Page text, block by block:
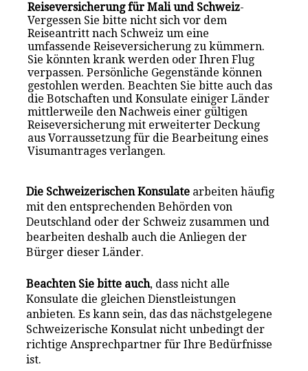
Reiseversicherung für Mali und Schweiz-
Vergessen Sie bitte nicht sich vor dem
Reiseantritt nach Schweiz um eine
umfassende Reiseversicherung zu kümmern.
Sie könnten krank werden oder Ihren Flug
verpassen. Persönliche Gegenstände können
gestohlen werden. Beachten Sie bitte auch das
die Botschaften und Konsulate einiger Länder
mittlerweile den Nachweis einer gültigen
Reiseversicherung mit erweiterter Deckung
aus Vorraussetzung für die Bearbeitung eines
Visumantrages verlangen.
Die Schweizerischen Konsulate arbeiten häufig
mit den entsprechenden Behörden von
Deutschland oder der Schweiz zusammen und
bearbeiten deshalb auch die Anliegen der
Bürger dieser Länder.
Beachten Sie bitte auch, dass nicht alle
Konsulate die gleichen Dienstleistungen
anbieten. Es kann sein, das das nächstgelegene
Schweizerische Konsulat nicht unbedingt der
richtige Ansprechpartner für Ihre Bedürfnisse
ist.